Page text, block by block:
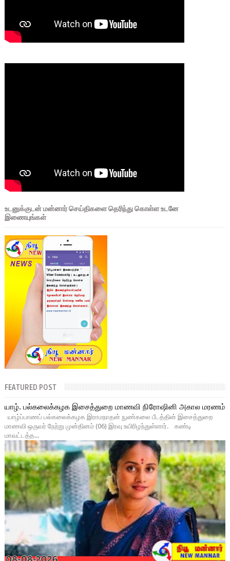
உடனுக்குடன் மன்னார் செய்திகளை தெரிந்து கொள்ள உடனே
இணையுங்கள்
FEATURED POST
யாழ். பல்கலைக்கழக இசைத்துறை மாணவி நிரோஷினி அகால மரணம்
யாழ்ப்பாணப் பல்கலைக்கழக இராமநாதன் நுண்கலை பீடத்தின் இசைத்துறை
மாணவி ஒருவர் நேற்று முன்தினம் (06) இரவு உயிரிழந்துள்ளார். கண்டி
மாவட்டத்த...